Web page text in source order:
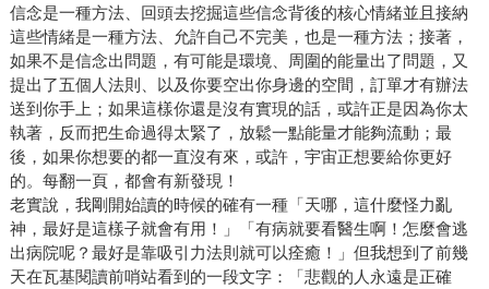
信念是一種方法、回頭去挖掘這些信念背後的核心情緒並且接納
這些情緒是一種方法、允許自己不完美，也是一種方法；接著，
如果不是信念出問題，有可能是環境、周圍的能量出了問題，又
提出了五個人法則、以及你要空出你身邊的空間，訂單才有辦法
送到你手上；如果這樣你還是沒有實現的話，或許正是因為你太
執著，反而把生命過得太緊了，放鬆一點能量才能夠流動；最
後，如果你想要的都一直沒有來，或許，宇宙正想要給你更好
的。每翻一頁，都會有新發現！
老實說，我剛開始讀的時候的確有一種「天哪，這什麼怪力亂
神，最好是這樣子就會有用！」「有病就要看醫生啊！怎麼會逃
出病院呢？最好是靠吸引力法則就可以痊癒！」但我想到了前幾
天在瓦基閱讀前哨站看到的一段文字：「悲觀的人永遠是正確